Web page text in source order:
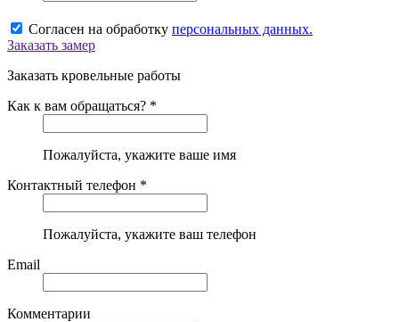
Согласен на обработку персональных данных.
Заказать замер
Заказать кровельные работы
Как к вам обращаться? *
Пожалуйста, укажите ваше имя
Контактный телефон *
Пожалуйста, укажите ваш телефон
Email
Комментарии